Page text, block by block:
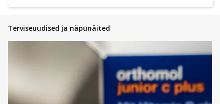
Terviseuudised ja näpunäited